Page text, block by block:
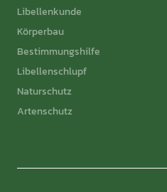
Libellenkunde
Körperbau
Bestimmungshilfe
Libellenschlupf
Naturschutz
Artenschutz